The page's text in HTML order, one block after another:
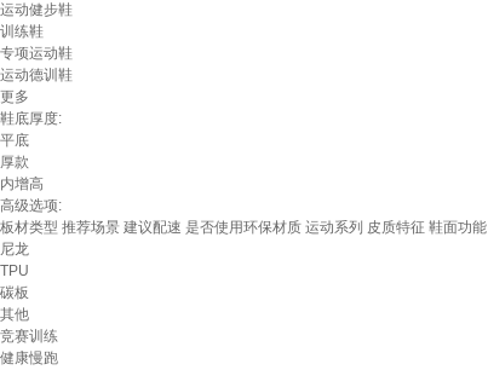
运动健步鞋
训练鞋
专项运动鞋
运动德训鞋
更多
鞋底厚度:
平底
厚款
内增高
高级选项:
板材类型 推荐场景 建议配速 是否使用环保材质 运动系列 皮质特征 鞋面功能
尼龙
TPU
碳板
其他
竞赛训练
健康慢跑